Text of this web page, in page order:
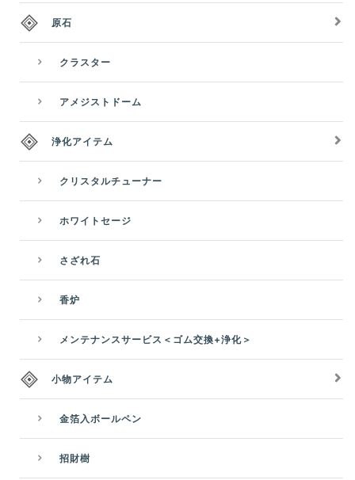
原石
クラスター
アメジストドーム
浄化アイテム
クリスタルチューナー
ホワイトセージ
さざれ石
香炉
メンテナンスサービス＜ゴム交換+浄化＞
小物アイテム
金箔入ボールペン
招財樹